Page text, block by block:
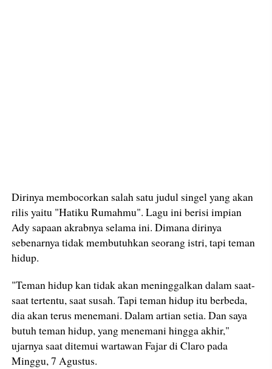
Dirinya membocorkan salah satu judul singel yang akan
rilis yaitu "Hatiku Rumahmu". Lagu ini berisi impian
Ady sapaan akrabnya selama ini. Dimana dirinya
sebenarnya tidak membutuhkan seorang istri, tapi teman
hidup.
"Teman hidup kan tidak akan meninggalkan dalam saat-
saat tertentu, saat susah. Tapi teman hidup itu berbeda,
dia akan terus menemani. Dalam artian setia. Dan saya
butuh teman hidup, yang menemani hingga akhir,"
ujarnya saat ditemui wartawan Fajar di Claro pada
Minggu, 7 Agustus.